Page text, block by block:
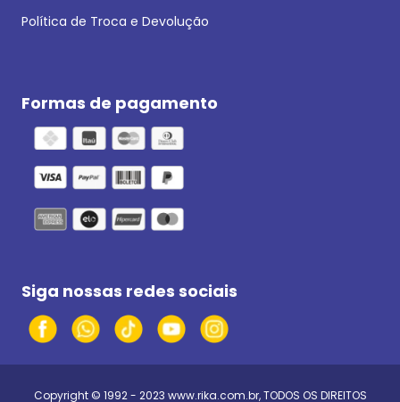
Política de Troca e Devolução
Formas de pagamento
Siga nossas redes sociais
Copyright © 1992 - 2023 www.rika.com.br, TODOS OS DIREITOS